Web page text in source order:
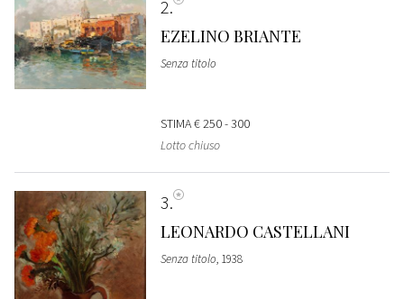
2
EZELINO BRIANTE
Senza titolo
STIMA€ 250 - 300
Lotto chiuso
3
LEONARDO CASTELLANI
Senza titolo, 1938